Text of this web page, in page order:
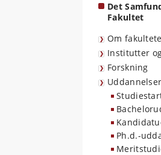
Det
Fakultet
Om
Institutter
Forskning
Uddannelser
Ph.d.-